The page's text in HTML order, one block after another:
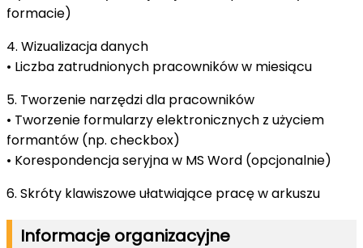
formacie)
4. Wizualizacja danych
• Liczba zatrudnionych pracowników w miesiącu
5. Tworzenie narzędzi dla pracowników
• Tworzenie formularzy elektronicznych z użyciem
formantów (np. checkbox)
• Korespondencja seryjna w MS Word (opcjonalnie)
6. Skróty klawiszowe ułatwiające pracę w arkuszu
Informacje organizacyjne